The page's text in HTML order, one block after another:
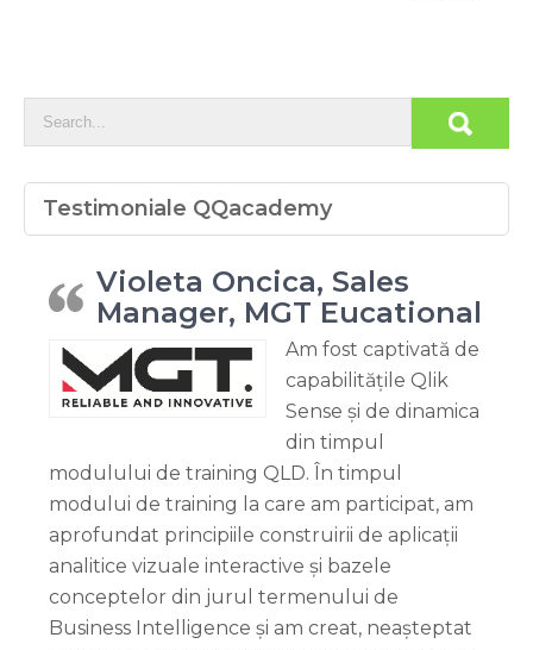
Testimoniale QQacademy
Violeta Oncica, Sales
Manager, MGT Eucational
Am fost captivată de
capabilitățile Qlik
Sense și de dinamica
din timpul
modulului de training QLD. În timpul
modului de training la care am participat, am
aprofundat principiile construirii de aplicații
analitice vizuale interactive și bazele
conceptelor din jurul termenului de
Business Intelligence și am creat, neașteptat